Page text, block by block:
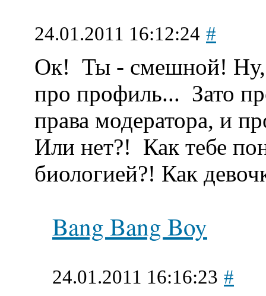
24.01.2011 16:12:24 #
Ок! Ты - смешной! Ну,
про профиль... Зато
права модератора, и
Или нет?! Как тебе
биологией?! Как
Bang Bang Boy
24.01.2011 16:16:23 #